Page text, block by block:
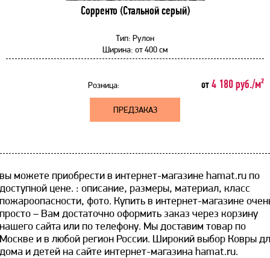
Сорренто (Стальной серый)
Тип: Рулон
Ширина: от400 см
Розница: от4 180 руб./м²
ПРЕДЗАКАЗ
вы можете приобрести в интернет-магазине hamat.ru по
доступной цене. ​: описание, размеры, материал, класс
пожароопасности, фото. Купить в интернет-магазине
просто – Вам достаточно оформить заказ через корзину
нашего сайта или по телефону. Мы доставим товар по
Москве и в любой регион России. Широкий выбор Ковры
дома и детей на сайте интернет-магазина hamat.ru.